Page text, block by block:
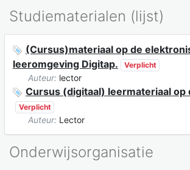
Studiematerialen (lijst)
(Cursus)materiaal op de
leeromgeving Digitap.
Verplicht
Auteur: lector
Cursus (digitaal) leermateriaal op
Verplicht
Auteur: Lector
Onderwijsorganisatie